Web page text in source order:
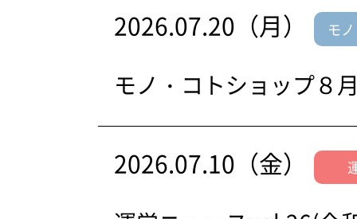
2026.07.20（月） モ
モノ・コトショップ８
2026.07.10（金）